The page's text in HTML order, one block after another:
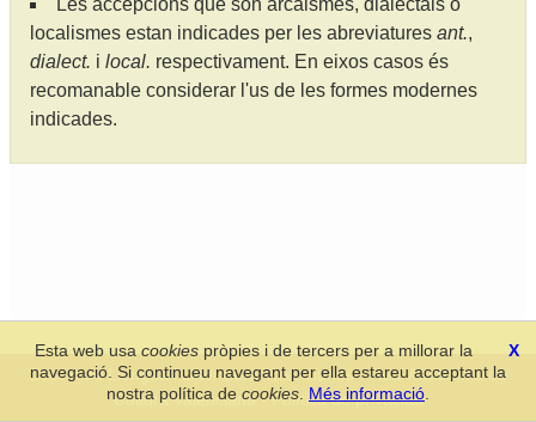
Les accepcions que són arcaismes, dialectals o
localismes estan indicades per les abreviatures ant.,
dialect. i local. respectivament. En eixos casos és
recomanable considerar l'us de les formes modernes
indicades.
Secció de Llengua i Lliteratura Valencianes-Real Acadèmia de
Cultura Valenciana-Política de privacitat
X
Esta web usacookies pròpies i de tercers per a millorar la
navegació. Si continueu navegant per ella estareu acceptant la
nostra política de cookies Més informació